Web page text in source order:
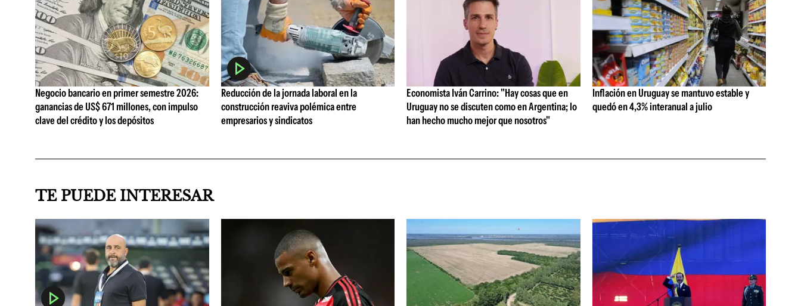
Negocio bancario en primer semestre 2026:
ganancias de US$ 671 millones, con impulso
clave del crédito y los depósitos
Reducción de la jornada laboral en la
construcción reaviva polémica entre
empresarios y sindicatos
Economista Iván Carrino: "Hay cosas que en
Uruguay no se discuten como en Argentina; lo
han hecho mucho mejor que nosotros"
Inflación en Uruguay se mantuvo estable y
quedó en 4,3% interanual a julio
TE PUEDE INTERESAR